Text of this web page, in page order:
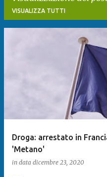
VISUALIZZA TUTTI
Droga: arrestato in
'Metano'
in data dicembre 23, 2020